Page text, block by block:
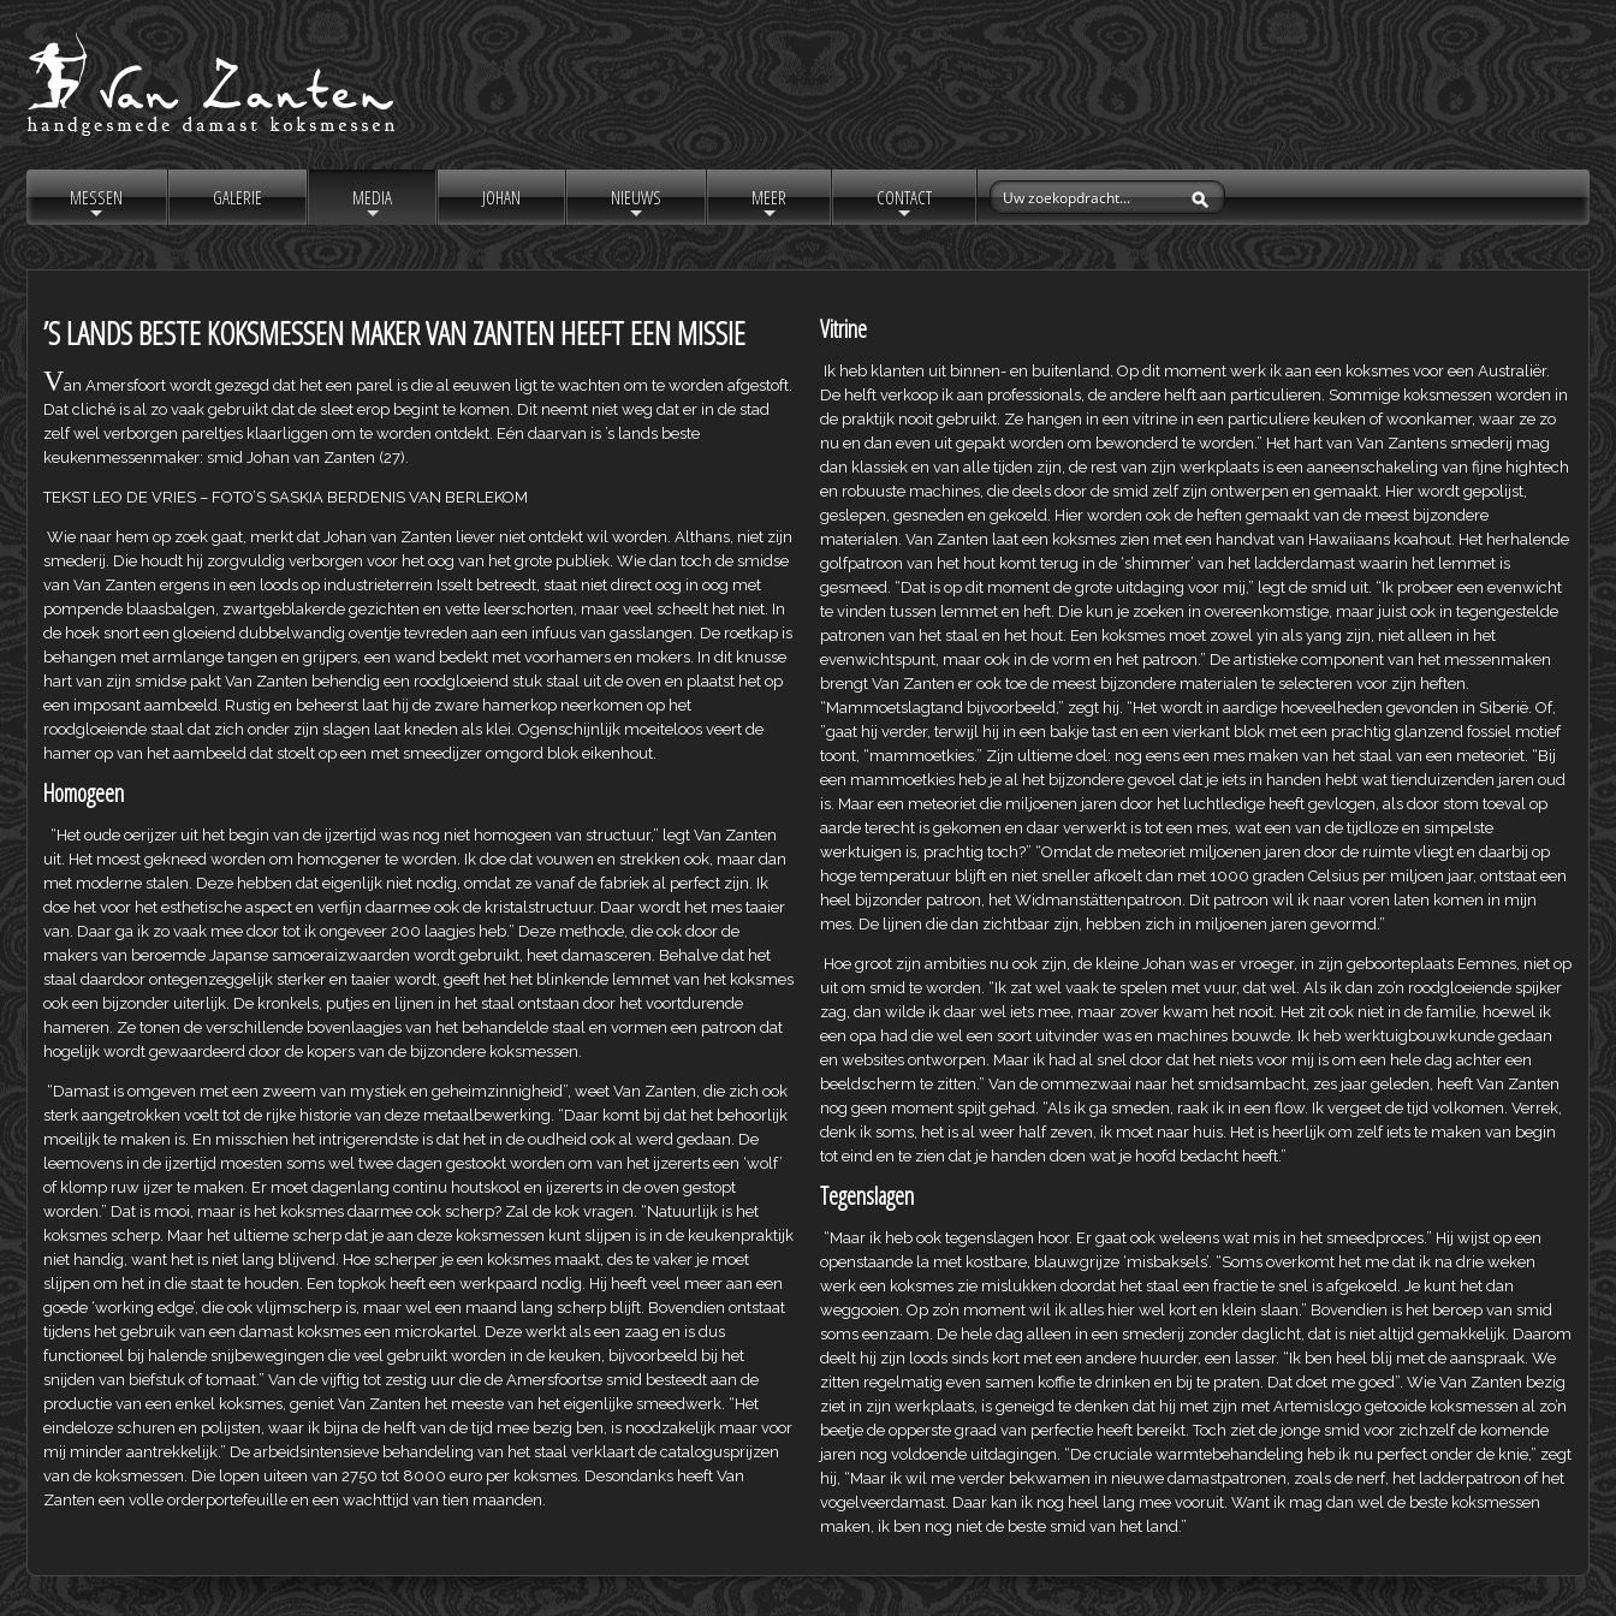
MESSEN GALERIE MEDIA JOHAN NIEUWS MEER CONTACT
’S LANDS BESTE KOKSMESSEN MAKER VAN ZANTEN HEEFT EEN MISSIE
Van Amersfoort wordt gezegd dat het een parel is die al eeuwen ligt te wachten om te worden afgestoft.
Dat cliché is al zo vaak gebruikt dat de sleet erop begint te komen. Dit neemt niet weg dat er in de stad
zelf wel verborgen pareltjes klaarliggen om te worden ontdekt. Eén daarvan is ’s lands beste
keukenmessenmaker: smid Johan van Zanten (27).
TEKST LEO DE VRIES – FOTO’S SASKIA BERDENIS VAN BERLEKOM
Wie naar hem op zoek gaat, merkt dat Johan van Zanten liever niet ontdekt wil worden. Althans, niet zijn
smederij. Die houdt hij zorgvuldig verborgen voor het oog van het grote publiek. Wie dan toch de smidse
van Van Zanten ergens in een loods op industrieterrein Isselt betreedt, staat niet direct oog in oog met
pompende blaasbalgen, zwartgeblakerde gezichten en vette leerschorten, maar veel scheelt het niet. In
de hoek snort een gloeiend dubbelwandig oventje tevreden aan een infuus van gasslangen. De roetkap is
behangen met armlange tangen en grijpers, een wand bedekt met voorhamers en mokers. In dit knusse
hart van zijn smidse pakt Van Zanten behendig een roodgloeiend stuk staal uit de oven en plaatst het op
een imposant aambeeld. Rustig en beheerst laat hij de zware hamerkop neerkomen op het
roodgloeiende staal dat zich onder zijn slagen laat kneden als klei. Ogenschijnlijk moeiteloos veert de
hamer op van het aambeeld dat stoelt op een met smeedijzer omgord blok eikenhout.
Homogeen
“Het oude oerijzer uit het begin van de ijzertijd was nog niet homogeen van structuur,” legt Van Zanten
uit. Het moest gekneed worden om homogener te worden. Ik doe dat vouwen en strekken ook, maar dan
met moderne stalen. Deze hebben dat eigenlijk niet nodig, omdat ze vanaf de fabriek al perfect zijn. Ik
doe het voor het esthetische aspect en verfijn daarmee ook de kristalstructuur. Daar wordt het mes taaier
van. Daar ga ik zo vaak mee door tot ik ongeveer 200 laagjes heb.” Deze methode, die ook door de
makers van beroemde Japanse samoeraizwaarden wordt gebruikt, heet damasceren. Behalve dat het
staal daardoor ontegenzeggelijk sterker en taaier wordt, geeft het het blinkende lemmet van het koksmes
ook een bijzonder uiterlijk. De kronkels, putjes en lijnen in het staal ontstaan door het voortdurende
hameren. Ze tonen de verschillende bovenlaagjes van het behandelde staal en vormen een patroon dat
hogelijk wordt gewaardeerd door de kopers van de bijzondere koksmessen.
“Damast is omgeven met een zweem van mystiek en geheimzinnigheid”, weet Van Zanten, die zich ook
sterk aangetrokken voelt tot de rijke historie van deze metaalbewerking. “Daar komt bij dat het behoorlijk
moeilijk te maken is. En misschien het intrigerendste is dat het in de oudheid ook al werd gedaan. De
leemovens in de ijzertijd moesten soms wel twee dagen gestookt worden om van het ijzererts een ‘wolf’
of klomp ruw ijzer te maken. Er moet dagenlang continu houtskool en ijzererts in de oven gestopt
worden.” Dat is mooi, maar is het koksmes daarmee ook scherp? Zal de kok vragen. “Natuurlijk is het
koksmes scherp. Maar het ultieme scherp dat je aan deze koksmessen kunt slijpen is in de keukenpraktijk
niet handig, want het is niet lang blijvend. Hoe scherper je een koksmes maakt, des te vaker je moet
slijpen om het in die staat te houden. Een topkok heeft een werkpaard nodig. Hij heeft veel meer aan een
goede ‘working edge’, die ook vlijmscherp is, maar wel een maand lang scherp blijft. Bovendien ontstaat
tijdens het gebruik van een damast koksmes een microkartel. Deze werkt als een zaag en is dus
functioneel bij halende snijbewegingen die veel gebruikt worden in de keuken, bijvoorbeeld bij het
snijden van biefstuk of tomaat.” Van de vijftig tot zestig uur die de Amersfoortse smid besteedt aan de
productie van een enkel koksmes, geniet Van Zanten het meeste van het eigenlijke smeedwerk. “Het
eindeloze schuren en polijsten, waar ik bijna de helft van de tijd mee bezig ben, is noodzakelijk maar voor
mij minder aantrekkelijk.” De arbeidsintensieve behandeling van het staal verklaart de catalogusprijzen
van de koksmessen. Die lopen uiteen van 2750 tot 8000 euro per koksmes. Desondanks heeft Van
Zanten een volle orderportefeuille en een wachttijd van tien maanden.
Vitrine
Ik heb klanten uit binnen- en buitenland. Op dit moment werk ik aan een koksmes voor een Australiër.
De helft verkoop ik aan professionals, de andere helft aan particulieren. Sommige koksmessen worden in
de praktijk nooit gebruikt. Ze hangen in een vitrine in een particuliere keuken of woonkamer, waar ze zo
nu en dan even uit gepakt worden om bewonderd te worden.” Het hart van Van Zantens smederij mag
dan klassiek en van alle tijden zijn, de rest van zijn werkplaats is een aaneenschakeling van fijne hightech
en robuuste machines, die deels door de smid zelf zijn ontwerpen en gemaakt. Hier wordt gepolijst,
geslepen, gesneden en gekoeld. Hier worden ook de heften gemaakt van de meest bijzondere
materialen. Van Zanten laat een koksmes zien met een handvat van Hawaiiaans koahout. Het herhalende
golfpatroon van het hout komt terug in de ‘shimmer’ van het ladderdamast waarin het lemmet is
gesmeed. “Dat is op dit moment de grote uitdaging voor mij,” legt de smid uit. “Ik probeer een evenwicht
te vinden tussen lemmet en heft. Die kun je zoeken in overeenkomstige, maar juist ook in tegengestelde
patronen van het staal en het hout. Een koksmes moet zowel yin als yang zijn, niet alleen in het
evenwichtspunt, maar ook in de vorm en het patroon.” De artistieke component van het messenmaken
brengt Van Zanten er ook toe de meest bijzondere materialen te selecteren voor zijn heften.
“Mammoetslagtand bijvoorbeeld,” zegt hij. “Het wordt in aardige hoeveelheden gevonden in Siberië. Of,
”gaat hij verder, terwijl hij in een bakje tast en een vierkant blok met een prachtig glanzend fossiel motief
toont, “mammoetkies.” Zijn ultieme doel: nog eens een mes maken van het staal van een meteoriet. “Bij
een mammoetkies heb je al het bijzondere gevoel dat je iets in handen hebt wat tienduizenden jaren oud
is. Maar een meteoriet die miljoenen jaren door het luchtledige heeft gevlogen, als door stom toeval op
aarde terecht is gekomen en daar verwerkt is tot een mes, wat een van de tijdloze en simpelste
werktuigen is, prachtig toch?” “Omdat de meteoriet miljoenen jaren door de ruimte vliegt en daarbij op
hoge temperatuur blijft en niet sneller afkoelt dan met 1000 graden Celsius per miljoen jaar, ontstaat een
heel bijzonder patroon, het Widmanstättenpatroon. Dit patroon wil ik naar voren laten komen in mijn
mes. De lijnen die dan zichtbaar zijn, hebben zich in miljoenen jaren gevormd.”
Hoe groot zijn ambities nu ook zijn, de kleine Johan was er vroeger, in zijn geboorteplaats Eemnes, niet op
uit om smid te worden. “Ik zat wel vaak te spelen met vuur, dat wel. Als ik dan zo’n roodgloeiende spijker
zag, dan wilde ik daar wel iets mee, maar zover kwam het nooit. Het zit ook niet in de familie, hoewel ik
een opa had die wel een soort uitvinder was en machines bouwde. Ik heb werktuigbouwkunde gedaan
en websites ontworpen. Maar ik had al snel door dat het niets voor mij is om een hele dag achter een
beeldscherm te zitten.” Van de ommezwaai naar het smidsambacht, zes jaar geleden, heeft Van Zanten
nog geen moment spijt gehad. “Als ik ga smeden, raak ik in een flow. Ik vergeet de tijd volkomen. Verrek,
denk ik soms, het is al weer half zeven, ik moet naar huis. Het is heerlijk om zelf iets te maken van begin
tot eind en te zien dat je handen doen wat je hoofd bedacht heeft.”
Tegenslagen
“Maar ik heb ook tegenslagen hoor. Er gaat ook weleens wat mis in het smeedproces.” Hij wijst op een
openstaande la met kostbare, blauwgrijze ‘misbaksels’. “Soms overkomt het me dat ik na drie weken
werk een koksmes zie mislukken doordat het staal een fractie te snel is afgekoeld. Je kunt het dan
weggooien. Op zo’n moment wil ik alles hier wel kort en klein slaan.” Bovendien is het beroep van smid
soms eenzaam. De hele dag alleen in een smederij zonder daglicht, dat is niet altijd gemakkelijk. Daarom
deelt hij zijn loods sinds kort met een andere huurder, een lasser. “Ik ben heel blij met de aanspraak. We
zitten regelmatig even samen koffie te drinken en bij te praten. Dat doet me goed”. Wie Van Zanten bezig
ziet in zijn werkplaats, is geneigd te denken dat hij met zijn met Artemislogo getooide koksmessen al zo’n
beetje de opperste graad van perfectie heeft bereikt. Toch ziet de jonge smid voor zichzelf de komende
jaren nog voldoende uitdagingen. “De cruciale warmtebehandeling heb ik nu perfect onder de knie,” zegt
hij, “Maar ik wil me verder bekwamen in nieuwe damastpatronen, zoals de nerf, het ladderpatroon of het
vogelveerdamast. Daar kan ik nog heel lang mee vooruit. Want ik mag dan wel de beste koksmessen
maken, ik ben nog niet de beste smid van het land.”